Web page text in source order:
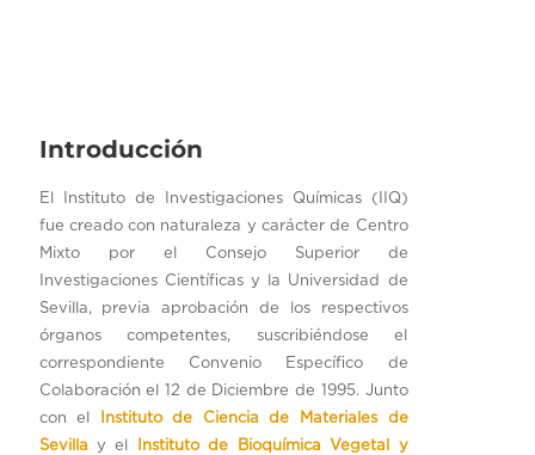
Introducción
El Instituto de Investigaciones Químicas (IIQ)
fue creado con naturaleza y carácter de Centro
Mixto por el Consejo Superior de
Investigaciones Científicas y la Universidad de
Sevilla, previa aprobación de los respectivos
órganos competentes, suscribiéndose el
correspondiente Convenio Específico de
Colaboración el 12 de Diciembre de 1995. Junto
con el
Instituto de Ciencia de Materiales de
Sevilla y el
Instituto de Bioquímica Vegetal y